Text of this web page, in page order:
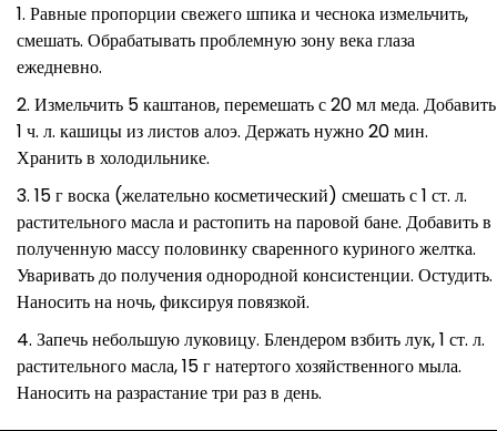
Равные пропорции свежего шпика и чеснока измельчить,
смешать. Обрабатывать проблемную зону века глаза
ежедневно.
Измельчить 5 каштанов, перемешать с 20 мл меда. Добавить
1 ч. л. кашицы из листов алоэ. Держать нужно 20 мин.
Хранить в холодильнике.
15 г воска (желательно косметический) смешать с 1 ст. л.
растительного масла и растопить на паровой бане. Добавить в
полученную массу половинку сваренного куриного желтка.
Уваривать до получения однородной консистенции. Остудить.
Наносить на ночь, фиксируя повязкой.
Запечь небольшую луковицу. Блендером взбить лук, 1 ст. л.
растительного масла, 15 г натертого хозяйственного мыла.
Наносить на разрастание три раз в день.